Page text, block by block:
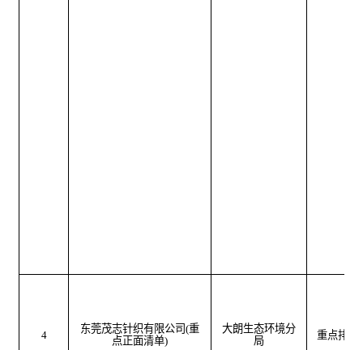
4
东莞茂志针织有限公司(重
点正面清单)
大朗生态环境分
局
重点排污